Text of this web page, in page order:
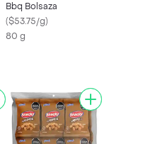
Bbq Bolsaza
($53.75/g)
80 g